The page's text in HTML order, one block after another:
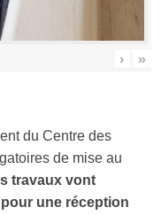
› »
du Centre des
de mise au
travaux vont
une réception